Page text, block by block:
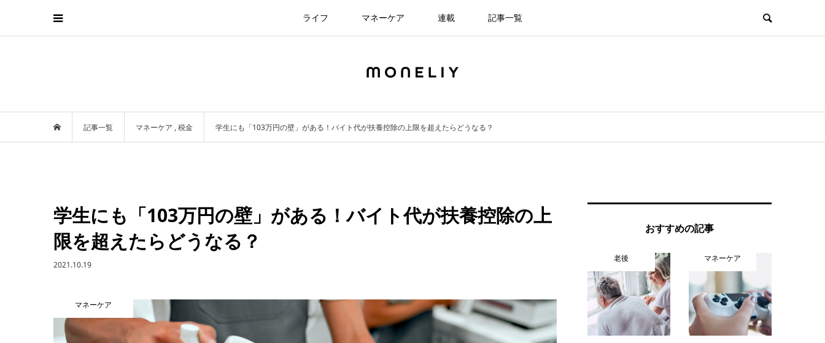
ライフ マネーケア 連載 記事一覧
記事一覧 マネーケア ,税金 学生にも「103万円の壁」がある！バイト代が扶養控除の上限を超えたらどうなる？
学生にも「103万円の壁」がある！バイト代が扶養控除の上
限を超えたらどうなる？
2021.10.19
マネーケア
おすすめの記事
老後 マネーケア